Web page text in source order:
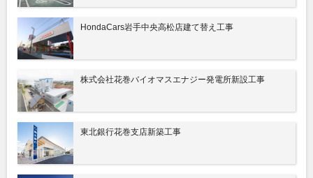
HondaCars岩手中央高松店建て替え工事
株式会社花巻バイオマスエナジー発電所新設工事
東北銀行花巻支店新築工事